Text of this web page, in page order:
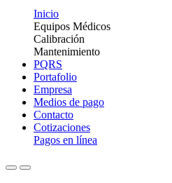
Inicio
Equipos Médicos
Calibración
Mantenimiento
PQRS
Portafolio
Empresa
Medios de pago
Contacto
Cotizaciones
Pagos en línea